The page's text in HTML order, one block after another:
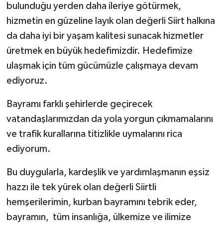
bulunduğu yerden daha ileriye götürmek,
hizmetin en güzeline layık olan değerli Siirt halkına
da daha iyi bir yaşam kalitesi sunacak hizmetler
üretmek en büyük hedefimizdir. Hedefimize
ulaşmak için tüm gücümüzle çalışmaya devam
ediyoruz.
Bayramı farklı şehirlerde geçirecek
vatandaşlarımızdan da yola yorgun çıkmamalarını
ve trafik kurallarına titizlikle uymalarını rica
ediyorum.
Bu duygularla, kardeşlik ve yardımlaşmanın eşsiz
hazzı ile tek yürek olan değerli Siirtli
hemşerilerimin, kurban bayramını tebrik eder,
bayramın, tüm insanlığa, ülkemize ve ilimize